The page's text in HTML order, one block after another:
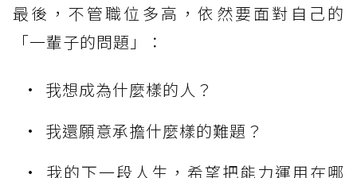
最後，不管職位多高，依然要面對自己的
「一輩子的問題」：
我想成為什麼樣的人？
我還願意承擔什麼樣的難題？
我的下一段人生，希望把能力運用在哪